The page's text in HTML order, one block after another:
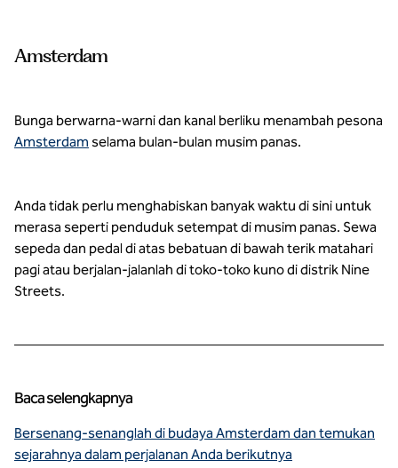
Amsterdam
Bunga berwarna-warni dan kanal berliku menambah pesona
Amsterdam selama bulan-bulan musim panas.
Anda tidak perlu menghabiskan banyak waktu di sini untuk
merasa seperti penduduk setempat di musim panas. Sewa
sepeda dan pedal di atas bebatuan di bawah terik matahari
pagi atau berjalan-jalanlah di toko-toko kuno di distrik Nine
Streets.
Baca selengkapnya
Bersenang-senanglah di budaya Amsterdam dan temukan
sejarahnya dalam perjalanan Anda berikutnya